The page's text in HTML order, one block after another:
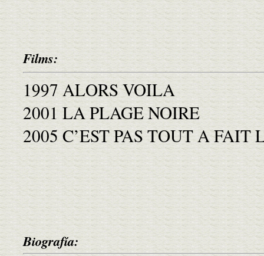
Films:
1997 ALORS VOILA
2001 LA PLAGE NOIRE
2005 C’EST PAS TOUT A FAIT
Biografía: